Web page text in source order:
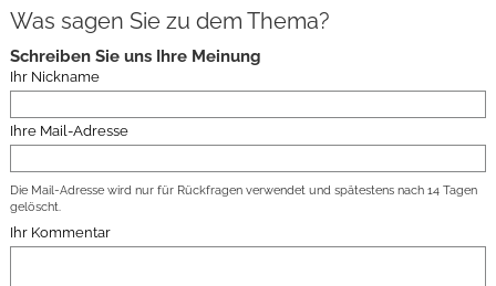
Was sagen Sie zu dem Thema?
Schreiben Sie uns Ihre Meinung
Ihr Nickname
Ihre Mail-Adresse
Die Mail-Adresse wird nur für Rückfragen verwendet und spätestens nach 14 Tagen
gelöscht.
Ihr Kommentar